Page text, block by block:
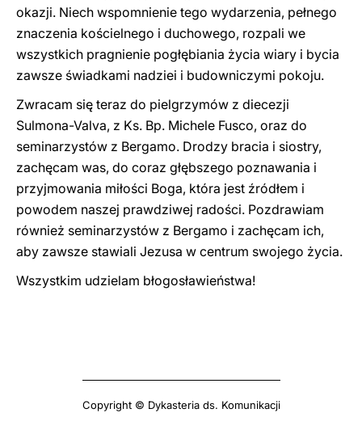
okazji. Niech wspomnienie tego wydarzenia, pełnego
znaczenia kościelnego i duchowego, rozpali we
wszystkich pragnienie pogłębiania życia wiary i bycia
zawsze świadkami nadziei i budowniczymi pokoju.
Zwracam się teraz do pielgrzymów z diecezji
Sulmona-Valva, z Ks. Bp. Michele Fusco, oraz do
seminarzystów z Bergamo. Drodzy bracia i siostry,
zachęcam was, do coraz głębszego poznawania i
przyjmowania miłości Boga, która jest źródłem i
powodem naszej prawdziwej radości. Pozdrawiam
również seminarzystów z Bergamo i zachęcam ich,
aby zawsze stawiali Jezusa w centrum swojego życia.
Wszystkim udzielam błogosławieństwa!
Copyright © Dykasteria ds. Komunikacji